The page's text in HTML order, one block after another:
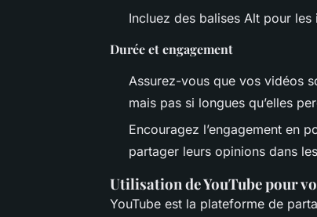
Incluez des balises Alt pour
Durée et engagement
Assurez-vous que vos vidéos
mais pas si longues qu’elles
Encouragez l’engagement en
partager leurs opinions dans
Utilisation de YouTube pour
YouTube est la plateforme de